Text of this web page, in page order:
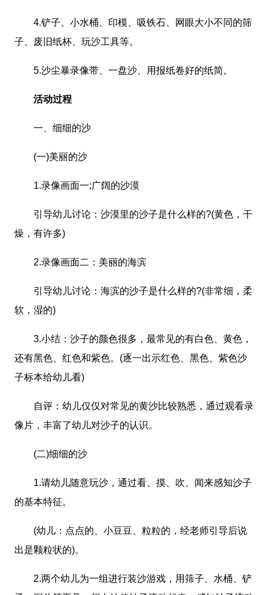
4.铲子、小水桶、印模、吸铁石、网眼大小不同的筛
子、废旧纸杯、玩沙工具等。
5.沙尘暴录像带、一盘沙、用报纸卷好的纸简。
活动过程
一、细细的沙
(一)美丽的沙
1.录像画面一;广阔的沙漠
引导幼儿讨论：沙漠里的沙子是什么样的?(黄色，干
燥，有许多)
2.录像画面二：美丽的海滨
引导幼儿讨论：海滨的沙子是什么样的?(非常细，柔
软，湿的)
3.小结：沙子的颜色很多，最常见的有白色、黄色，
还有黑色、红色和紫色。(逐一出示红色、黑色、紫色沙
子标本给幼儿看)
自评：幼儿仅仅对常见的黄沙比较熟悉，通过观看录
像片，丰富了幼儿对沙子的认识。
(二)细细的沙
1.请幼儿随意玩沙，通过看、摸、吹、闻来感知沙子
的基本特征。
(幼儿：点点的、小豆豆、粒粒的，经老师引导后说
出是颗粒状的)。
2.两个幼儿为一组进行装沙游戏，用筛子、水桶、铲